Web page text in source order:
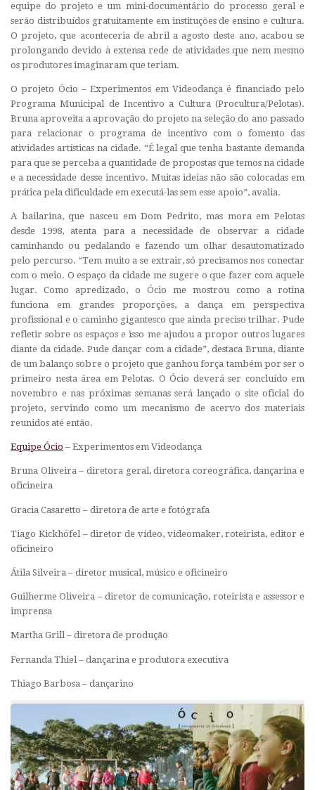
equipe do projeto e um mini-documentário do processo geral e
serão distribuídos gratuitamente em instituções de ensino e cultura.
O projeto, que aconteceria de abril a agosto deste ano, acabou se
prolongando devido à extensa rede de atividades que nem mesmo
os produtores imaginaram que teriam.
O projeto Ócio – Experimentos em Videodança é financiado pelo
Programa Municipal de Incentivo a Cultura (Procultura/Pelotas).
Bruna aproveita a aprovação do projeto na seleção do ano passado
para relacionar o programa de incentivo com o fomento das
atividades artísticas na cidade. “É legal que tenha bastante demanda
para que se perceba a quantidade de propostas que temos na cidade
e a necessidade desse incentivo. Muitas ideias não são colocadas em
prática pela dificuldade em executá-las sem esse apoio”, avalia.
A bailarina, que nasceu em Dom Pedrito, mas mora em Pelotas
desde 1998, atenta para a necessidade de observar a cidade
caminhando ou pedalando e fazendo um olhar desautomatizado
pelo percurso. “Tem muito a se extrair, só precisamos nos conectar
com o meio. O espaço da cidade me sugere o que fazer com aquele
lugar. Como apredizado, o Ócio me mostrou como a rotina
funciona em grandes proporções, a dança em perspectiva
profissional e o caminho gigantesco que ainda preciso trilhar. Pude
refletir sobre os espaços e isso me ajudou a propor outros lugares
diante da cidade. Pude dançar com a cidade”, destaca Bruna, diante
de um balanço sobre o projeto que ganhou força também por ser o
primeiro nesta área em Pelotas. O Ócio deverá ser concluído em
novembro e nas próximas semanas será lançado o site oficial do
projeto, servindo como um mecanismo de acervo dos materiais
reunidos até então.
Equipe Ócio – Experimentos em Videodança
Bruna Oliveira – diretora geral, diretora coreográfica, dançarina e
oficineira
Gracia Casaretto – diretora de arte e fotógrafa
Tiago Kickhöfel – diretor de vídeo, videomaker, roteirista, editor e
oficineiro
Átila Silveira – diretor musical, músico e oficineiro
Guilherme Oliveira – diretor de comunicação, roteirista e assessor e
imprensa
Martha Grill – diretora de produção
Fernanda Thiel – dançarina e produtora executiva
Thiago Barbosa – dançarino